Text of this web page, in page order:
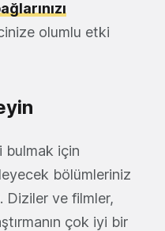
olumlu etki
bulmak için
bölümleriniz
Diziler ve filmler,
çok iyi bir